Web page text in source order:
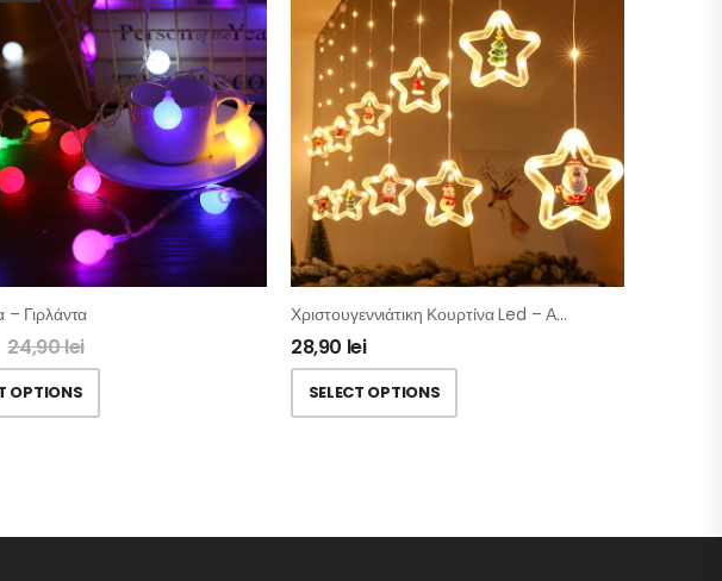
– Γιρλάντα
24,90lei
OPTIONS
Χριστουγεννιάτικη Κουρτίνα Led – Αστέρια Με Φιγούρα
28,90 lei
SELECT OPTIONS